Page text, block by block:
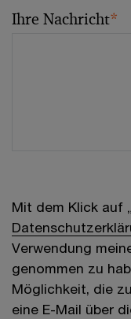
Ihre Nachricht*
Mit dem Klick auf
Verwendung
genommen zu
Möglichkeit, die
eine E-Mail über